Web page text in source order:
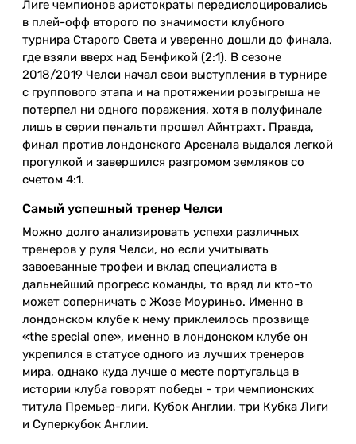
Лиге чемпионов аристократы передислоцировались
в плей-офф второго по значимости клубного
турнира Старого Света и уверенно дошли до финала,
где взяли вверх над Бенфикой (2:1). В сезоне
2018/2019 Челси начал свои выступления в турнире
с группового этапа и на протяжении розыгрыша не
потерпел ни одного поражения, хотя в полуфинале
лишь в серии пенальти прошел Айнтрахт. Правда,
финал против лондонского Арсенала выдался легкой
прогулкой и завершился разгромом земляков со
счетом 4:1.
Самый успешный тренер Челси
Можно долго анализировать успехи различных
тренеров у руля Челси, но если учитывать
завоеванные трофеи и вклад специалиста в
дальнейший прогресс команды, то вряд ли кто-то
может соперничать с Жозе Моуриньо. Именно в
лондонском клубе к нему приклеилось прозвище
«the special one», именно в лондонском клубе он
укрепился в статусе одного из лучших тренеров
мира, однако куда лучше о месте португальца в
истории клуба говорят победы - три чемпионских
титула Премьер-лиги, Кубок Англии, три Кубка Лиги
и Суперкубок Англии.